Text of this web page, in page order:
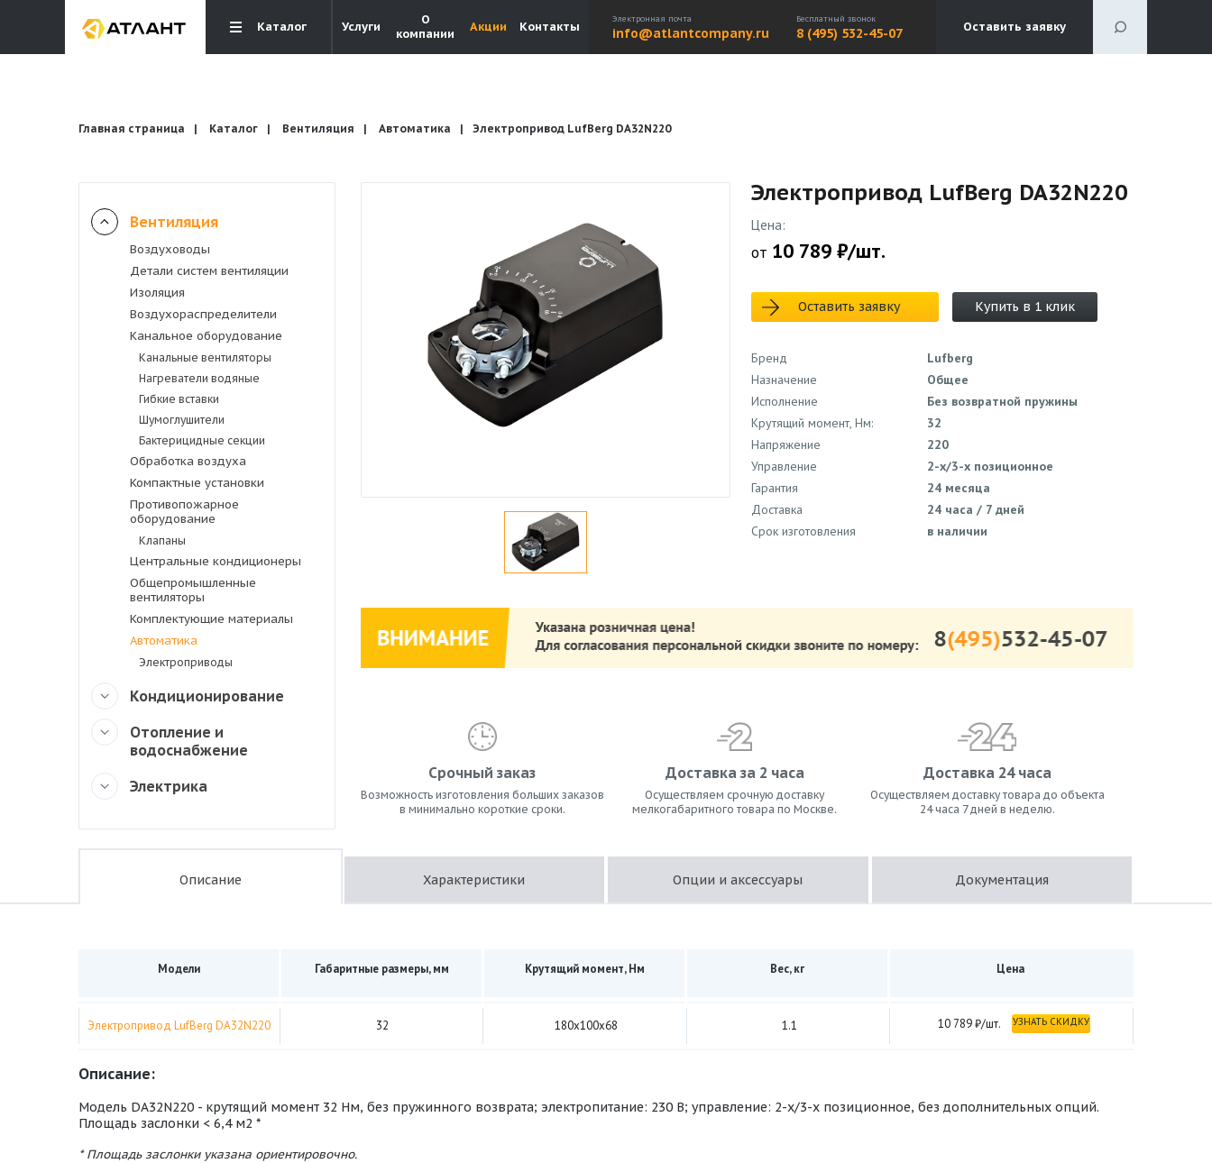
Каталог Услуги
О
компании
Акции Контакты
Электронная почта
info@atlantcompany.ru
Бесплатный звонок
8 (495) 532-45-07 Оставить заявку
Вентиляция
Кондиционирование
Отопление и водоснабжение
Электрика
Главная страница Каталог Вентиляция Автоматика Электропривод LufBerg DA32N220
Вентиляция
Воздуховоды
Детали систем вентиляции
Изоляция
Воздухораспределители
Канальное оборудование
Канальные вентиляторы
Нагреватели водяные
Гибкие вставки
Шумоглушители
Бактерицидные секции
Обработка воздуха
Компактные установки
Противопожарное
оборудование
Клапаны
Центральные кондиционеры
Общепромышленные
вентиляторы
Комплектующие материалы
Автоматика
Электроприводы
Кондиционирование
Отопление и
водоснабжение
Электрика
Электропривод LufBerg DA32N220
Цена:
от 10 789 ₽/шт.
Оставить заявку Купить в 1 клик
Бренд
Lufberg
Назначение
Общее
Исполнение
Без возвратной пружины
Крутящий момент, Нм:
32
Напряжение
220
Управление
2-х/3-х позиционное
Гарантия
24 месяца
Доставка
24 часа / 7 дней
Срок изготовления
в наличии
Срочный заказ
Возможность изготовления больших заказов
в минимально короткие сроки.
Доставка за 2 часа
Осуществляем срочную доставку
мелкогабаритного товара по Москве.
Доставка 24 часа
Осуществляем доставку товара до объекта
24 часа 7 дней в неделю.
Описание Характеристики Опции и аксессуары Документация
Модели Габаритные размеры, мм Крутящий момент, Нм Вес, кг Цена
Электропривод LufBerg DA32N220 32 180х100х68 1.1 10 789 ₽/шт. УЗНАТЬ СКИДКУ
Описание:
Модель DA32N220 - крутящий момент 32 Нм, без пружинного возврата; электропитание: 230 В; управление: 2-х/3-х позиционное, без дополнительных опций.
Площадь заслонки < 6,4 м2 *
* Площадь заслонки указана ориентировочно.